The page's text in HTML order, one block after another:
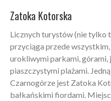
Zatoka Kotorska
Licznych turystów (nie tylko
przyciąga przede
urokliwymi parkami,
piaszczystymi plażami.
Czarnogórze jest Zatoka
bałkańskimi fiordami.